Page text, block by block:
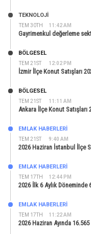
TEM 30TH 11:42 AM
TEKNOLOJİ
Gayrimenkul değerleme
TEM 21ST 12:02 PM
BÖLGESEL
İzmir İlçe Konut Satışları
TEM 21ST 11:11 AM
BÖLGESEL
Ankara İlçe Konut Satışları
TEM 21ST 9:40 AM
EMLAK HABERLERI
2026 Haziran İstanbul İlçe
TEM 17TH 12:44 PM
EMLAK HABERLERI
2026 İlk 6 Aylık Döneminde
TEM 17TH 11:22 AM
EMLAK HABERLERI
2026 Haziran Ayında 16.565